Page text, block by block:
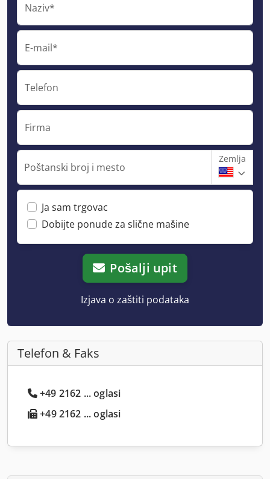
Naziv*
E-mail*
Telefon
Firma
Poštanski broj i mesto
Zemlja
Ja sam trgovac
Dobijte ponude za slične mašine
Pošalji upit
Izjava o zaštiti podataka
Telefon & Faks
+49 2162 ... oglasi
+49 2162 ... oglasi